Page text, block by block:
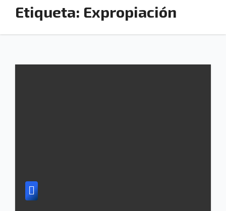
Etiqueta: Expropiación